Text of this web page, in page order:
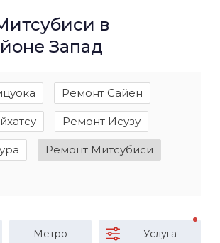
в
Запад
Ремонт Сайен
Ремонт Исузу
Ремонт Митсубиси
Метро Услуга